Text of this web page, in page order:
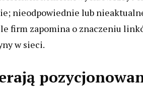
nieodpowiednie lub
firm zapomina o znaczeniu
w sieci.